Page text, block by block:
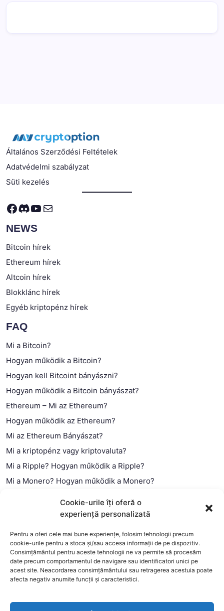
Cookie-urile îți oferă o
experiență personalizată
Pentru a oferi cele mai bune experiențe, folosim tehnologii precum
cookie-urile pentru a stoca și/sau accesa informații de pe dispozitiv.
Consimțământul pentru aceste tehnologii ne va permite să procesăm
date precum comportamentul de navigare sau identificatori unici pe
acest site. Neacordarea consimțământului sau retragerea acestuia poate
afecta negativ anumite funcții și caracteristici.
Általános Szerződési Feltételek
Adatvédelmi szabályzat
Süti kezelés
Facebook
Discord
YouTube
Mail
NEWS
Bitcoin hírek
Ethereum hírek
Altcoin hírek
Blokklánc hírek
Egyéb kriptopénz hírek
FAQ
Mi a Bitcoin?
Hogyan működik a Bitcoin?
Hogyan kell Bitcoint bányászni?
Hogyan működik a Bitcoin bányászat?
Ethereum – Mi az Ethereum?
Hogyan működik az Ethereum?
Mi az Ethereum Bányászat?
Mi a kriptopénz vagy kriptovaluta?
Mi a Ripple? Hogyan működik a Ripple?
Mi a Monero? Hogyan működik a Monero?
Mi a blokklánc (technológia)?